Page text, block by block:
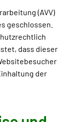
(AVV)
geschlossen.
dass dieser
der